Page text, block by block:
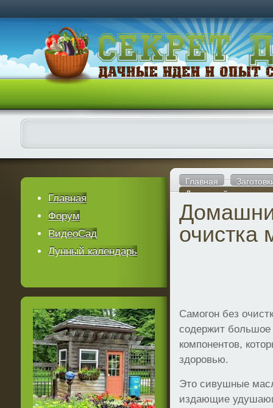
Главная
Домашний самогон -
очистка
Самогон без
содержит большое
компонентов,
здоровью.
Это сивушные
издающие
Главная
Форум
ВидеоСад
Лунный календарь